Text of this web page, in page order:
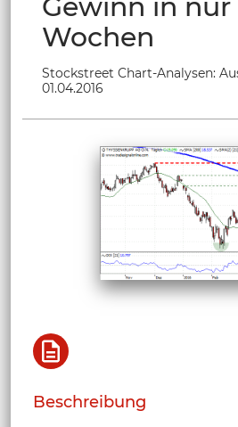
Gewinn in nur
Wochen
Stockstreet Chart-Analysen:
01.04.2016
Beschreibung